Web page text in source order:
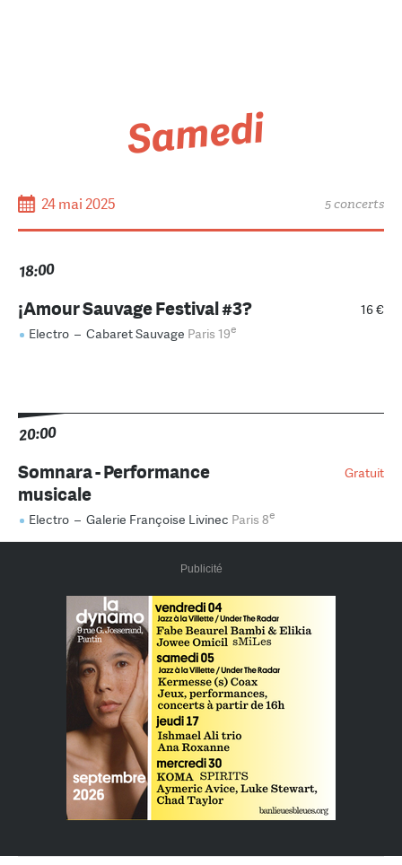
Samedi
24 mai 2025 5 concerts
18:00
16 €
¡Amour Sauvage Festival #3?
Electro – Cabaret Sauvage Paris 19e
20:00
Gratuit
Somnara - Performance
musicale
Electro – Galerie Françoise Livinec Paris 8e
Publicité